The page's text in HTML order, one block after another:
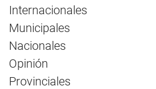
Internacionales
Municipales
Nacionales
Opinión
Provinciales